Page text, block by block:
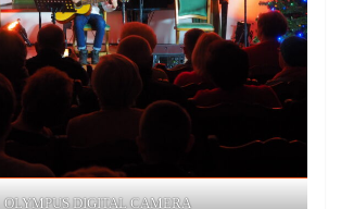
OLYMPUS DIGITAL CAMERA